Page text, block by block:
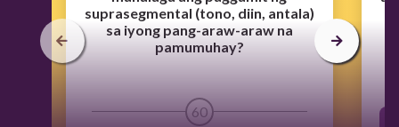
suprasegmental (tono, diin, antala)
sa iyong pang-araw-araw na
pamumuhay?
60